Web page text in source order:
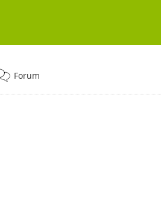
Forum